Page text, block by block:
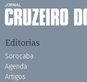
Editorias
Sorocaba
Agenda
Artigos